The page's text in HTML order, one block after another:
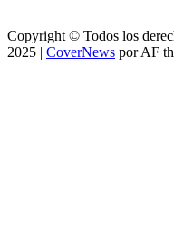
Copyright © Todos los
2025 | CoverNews por AF